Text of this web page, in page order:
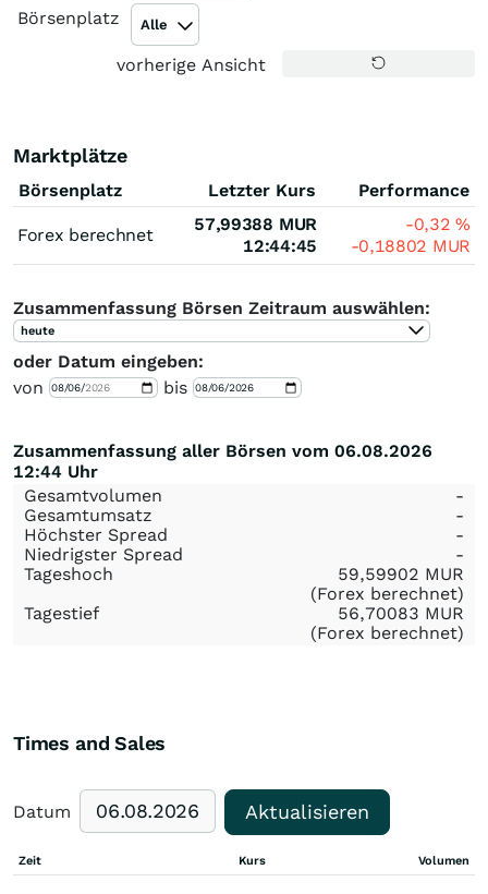
Börsenplatz Alle
vorherige Ansicht
Marktplätze
Börsenplatz Letzter Kurs Performance
Forex berechnet
57,99388 MUR
12:44:45
-0,32%
-0,18802 MUR
Zusammenfassung Börsen Zeitraum auswählen:
heute
oder Datum eingeben:
von
bis
Zusammenfassung aller Börsen vom 06.08.2026
12:44 Uhr
Gesamtvolumen
-
Gesamtumsatz
-
Höchster Spread
-
Niedrigster Spread
-
Tageshoch
59,59902 MUR
(Forex berechnet)
Tagestief
56,70083 MUR
(Forex berechnet)
Times and Sales
Datum Aktualisieren
Zeit Kurs Volumen